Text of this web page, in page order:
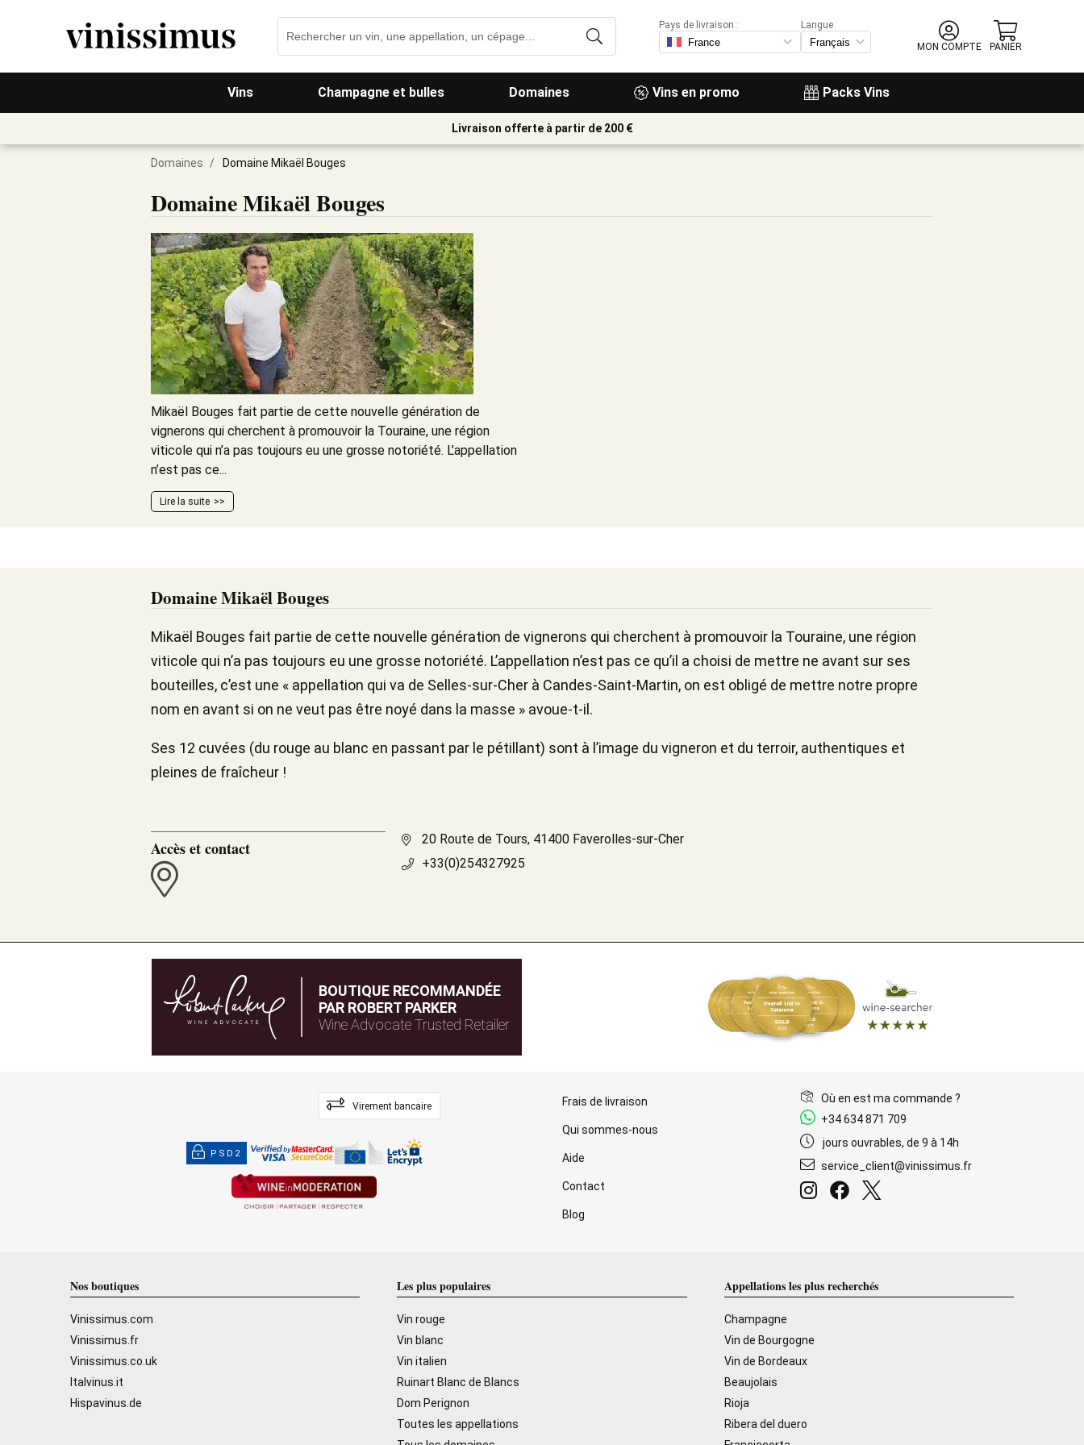
Vins Champagne et bulles Domaines Vins en promo Packs Vins
Pays de livraison :
Langue
MON COMPTE
PANIER
Livraison offerte à partir de 200 €
Domaines / Domaine Mikaël Bouges
Domaine Mikaël Bouges
Mikaël Bouges fait partie de cette nouvelle génération de
vignerons qui cherchent à promouvoir la Touraine, une région
viticole qui n’a pas toujours eu une grosse notoriété. L’appellation
n’est pas ce...
Lire la suite
Domaine Mikaël Bouges
Mikaël Bouges fait partie de cette nouvelle génération de vignerons qui cherchent à promouvoir la Touraine, une région
viticole qui n’a pas toujours eu une grosse notoriété. L’appellation n’est pas ce qu’il a choisi de mettre ne avant sur ses
bouteilles, c’est une « appellation qui va de Selles-sur-Cher à Candes-Saint-Martin, on est obligé de mettre notre propre
nom en avant si on ne veut pas être noyé dans la masse » avoue-t-il.
Ses 12 cuvées (du rouge au blanc en passant par le pétillant) sont à l’image du vigneron et du terroir, authentiques et
pleines de fraîcheur !
Accès et contact
20 Route de Tours, 41400 Faverolles-sur-Cher
+33(0)254327925
BOUTIQUE RECOMMANDÉE
PAR ROBERT PARKER
Wine Advocate Trusted Retailer
Virement bancaire
PSD2
Frais de livraison
Qui sommes-nous
Aide
Contact
Blog
Où en est ma commande ?
+34 634 871 709
jours ouvrables, de 9 à 14h
service_client@vinissimus.fr
Nos boutiques
Vinissimus.com
Vinissimus.fr
Vinissimus.co.uk
Italvinus.it
Hispavinus.de
Les plus populaires
Vin rouge
Vin blanc
Vin italien
Ruinart Blanc de Blancs
Dom Perignon
Toutes les appellations
Appellations les plus recherchés
Champagne
Vin de Bourgogne
Vin de Bordeaux
Beaujolais
Rioja
Ribera del duero